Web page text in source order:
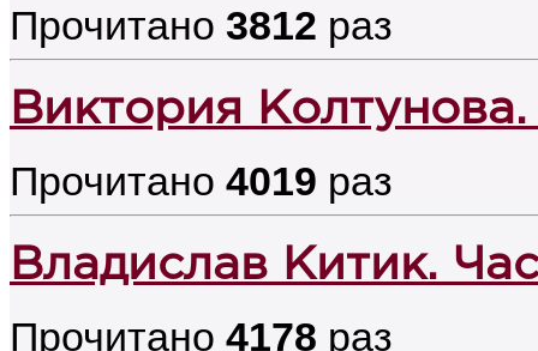
Прочитано 3812 раз
Виктория
Прочитано 4019 раз
Владислав Китик.
Прочитано 4178 раз